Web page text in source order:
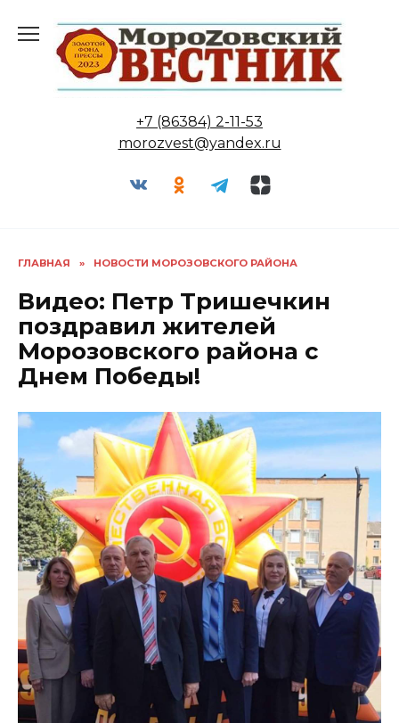
содержанию
+7 (86384) 2-11-53
morozvest@yandex.ru
ГЛАВНАЯ » НОВОСТИ МОРОЗОВСКОГО РАЙОНА
Видео: Петр Тришечкин
поздравил жителей
Морозовского района с
Днем Победы!